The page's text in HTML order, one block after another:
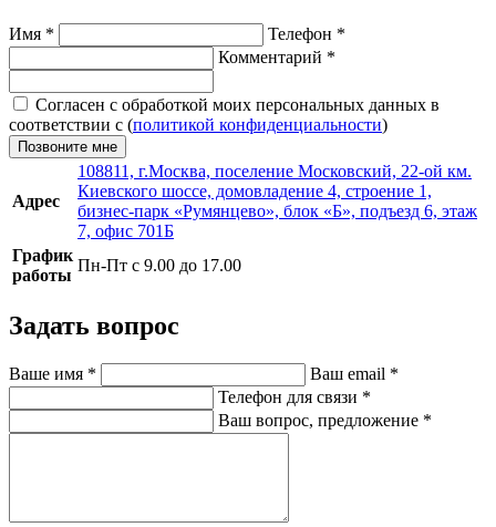
Имя * Телефон *
Комментарий *
Согласен с обработкой моих персональных данных в
соответствии с (политикой конфиденциальности)
Позвоните мне
Адрес
108811, г.Москва, поселение Московский, 22-ой км.
Киевского шоссе, домовладение 4, строение 1,
бизнес-парк «Румянцево», блок «Б», подъезд 6, этаж
7, офис 701Б
График
работы
Пн-Пт с 9.00 до 17.00
Задать вопрос
Ваше имя * Ваш email *
Телефон для связи *
Ваш вопрос, предложение *